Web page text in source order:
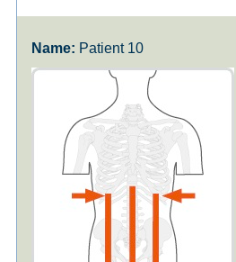
Patient 10